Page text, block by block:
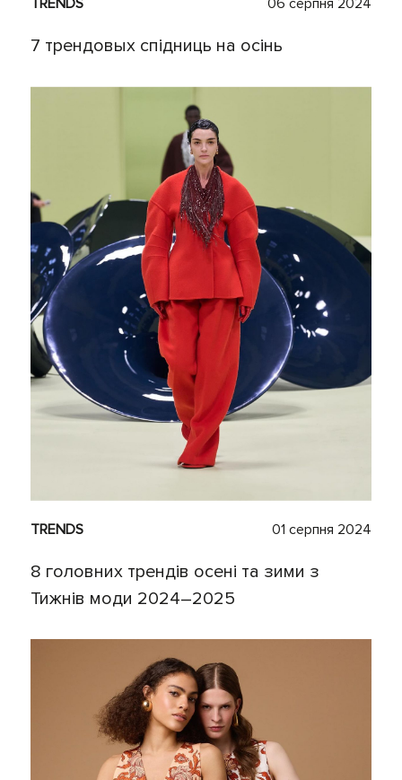
TRENDS 06 серпня 2024
7 трендовых спiдниць на осінь
TRENDS 01 серпня 2024
8 головних трендів осені та зими з
Тижнів моди 2024–2025